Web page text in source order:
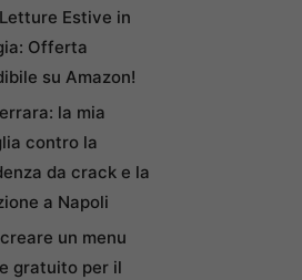
Estive in
Offerta
su Amazon!
la mia
contro la
da crack e la
a Napoli
un menu
gratuito per il